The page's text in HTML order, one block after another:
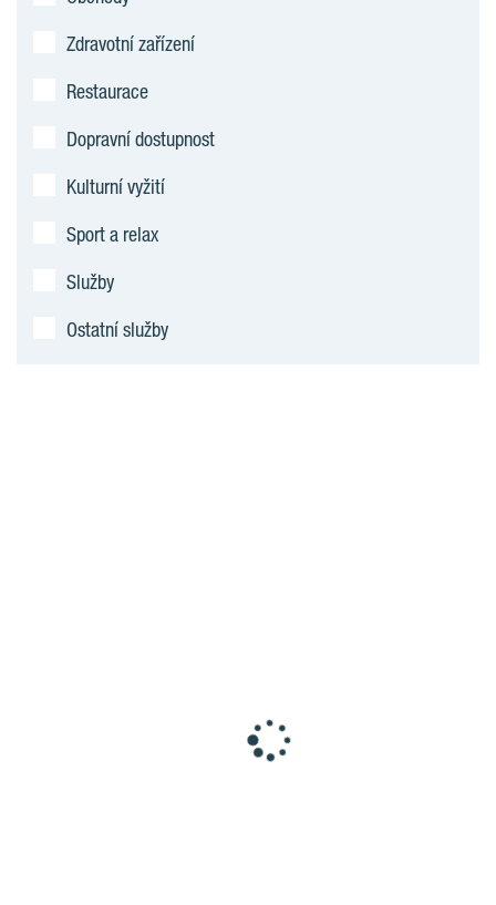
Zdravotní zařízení
Restaurace
Dopravní dostupnost
Kulturní vyžití
Sport a relax
Služby
Ostatní služby